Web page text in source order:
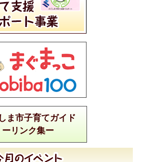
ま市子育てガイド
ーリンク集ー